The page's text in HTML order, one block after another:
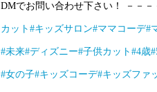
DMでお問い合わせ下さい！ －－
カット #キッズサロン#ママコーデ#
#未来#ディズニー#子供カット #4歳
#女の子#キッズコーデ#キッズファ